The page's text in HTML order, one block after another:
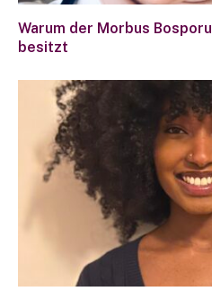
Warum der Morbus
besitzt